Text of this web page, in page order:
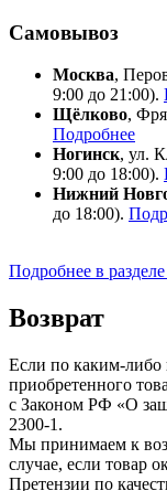
Самовывоз
Москва,
9:00 до 21:00).
Щёлково,
Подробнее
Ногинск, ул.
9:00 до 18:00).
Нижний
до 18:00).
Подробнее в
Возврат
Если по каким-либо
приобретенного
с Законом РФ «О
2300-1.
Мы принимаем к
случае, если товар
Претензии по